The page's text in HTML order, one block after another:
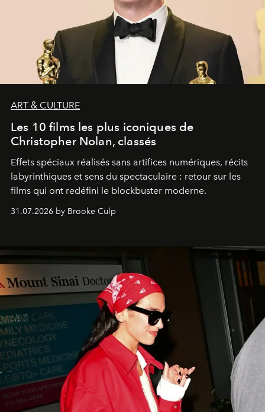
ART & CULTURE
Les 10 films les plus iconiques de
Christopher Nolan, classés
Effets spéciaux réalisés sans artifices numériques, récits
labyrinthiques et sens du spectaculaire : retour sur les
films qui ont redéfini le blockbuster moderne.
31.07.2026 by Brooke Culp